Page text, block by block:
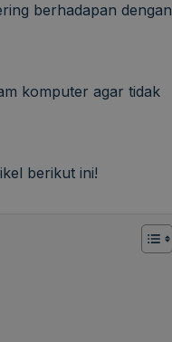
berhadapan dengan
komputer agar tidak
berikut ini!